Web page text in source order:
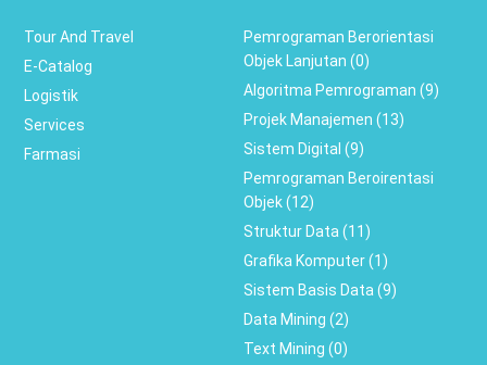
Tour And Travel
E-Catalog
Logistik
Services
Farmasi
Pemrograman Berorientasi
Objek Lanjutan (0)
Algoritma Pemrograman (9)
Projek Manajemen (13)
Sistem Digital (9)
Pemrograman Beroirentasi
Objek (12)
Struktur Data (11)
Grafika Komputer (1)
Sistem Basis Data (9)
Data Mining (2)
Text Mining (0)